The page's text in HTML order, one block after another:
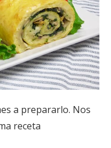
a prepararlo. Nos
receta